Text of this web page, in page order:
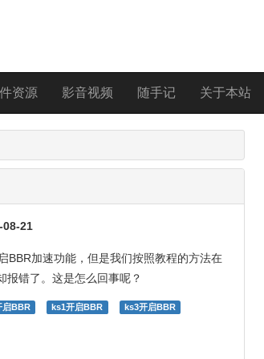
资源 影音视频 随手记 关于本站
08-21
BBR加速功能，但是我们按照教程的方法在
报错了。这是怎么回事呢？
启BBR ks1开启BBR ks3开启BBR